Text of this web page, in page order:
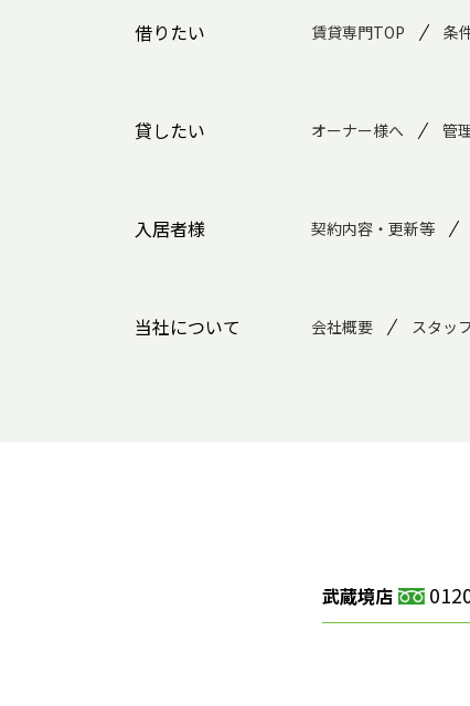
借りたい 賃貸専門TOP 条
貸したい オーナー様へ 管
入居者様 契約内容・更新等
当社について 会社概要 スタッ
武蔵境店